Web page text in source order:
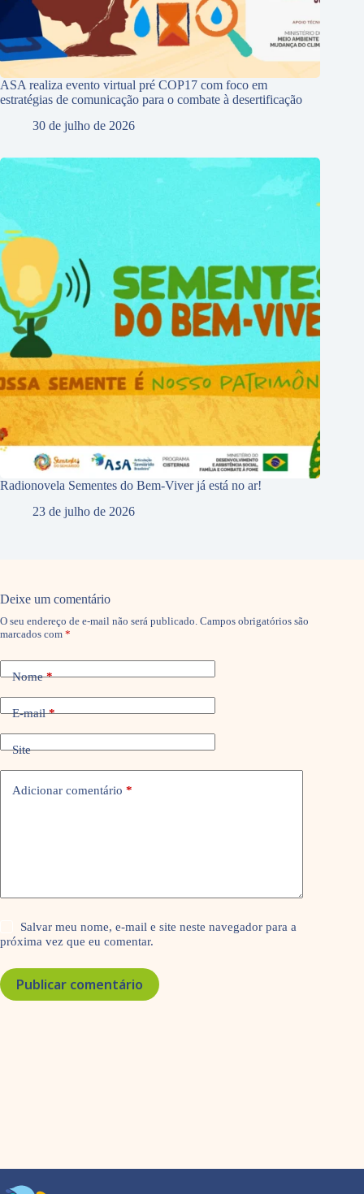
ASA realiza evento virtual pré COP17 com foco em
estratégias de comunicação para o combate à desertificação
30 de julho de 2026
Radionovela Sementes do Bem-Viver já está no ar!
23 de julho de 2026
Deixe um comentário
O seu endereço de e-mail não será publicado. Campos obrigatórios são
marcados com *
Nome*
E-mail*
Site
Adicionar comentário *
Salvar meu nome, e-mail e site neste navegador para a
próxima vez que eu comentar.
Publicar comentário